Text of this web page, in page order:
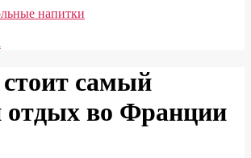
напитки
самый
во Франции